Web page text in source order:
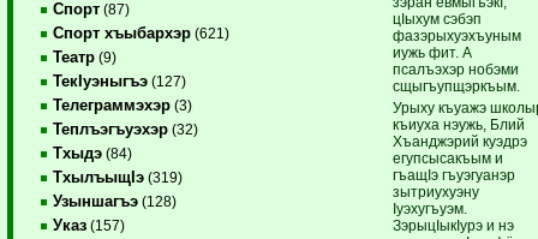
Спорт (87)
Спорт хъыбархэр (621)
Театр (9)
ТекIуэныгъэ (127)
Телеграммэхэр (3)
Теплъэгъуэхэр (32)
Тхыдэ (84)
ТхылъыщIэ (319)
Узыншагъэ (128)
Указ (157)
цIыхум сэбэп
фазэрыхуэхъуным
иужь фит. А
псалъэхэр нобэми
сщыгъупщэркъым.
Урыху къуажэ
къиуха нэужь, Блий
Хъанджэрий куэдрэ
егупсысакъым и
гъащIэ гъуэгуанэр
зытриухуэну
Iуэхугъуэм.
ЗэрыцIыкIурэ и нэ